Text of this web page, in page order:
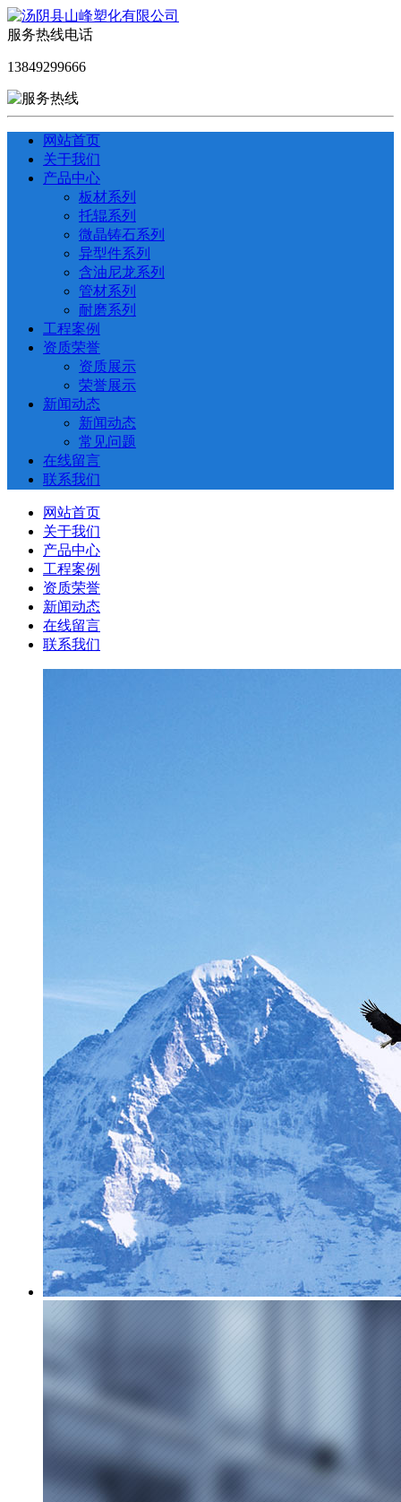
服务热线电话
13849299666
网站首页
关于我们
产品中心
板材系列
托辊系列
微晶铸石系列
异型件系列
含油尼龙系列
管材系列
耐磨系列
工程案例
资质荣誉
资质展示
荣誉展示
新闻动态
新闻动态
常见问题
在线留言
联系我们
网站首页
关于我们
产品中心
工程案例
资质荣誉
新闻动态
在线留言
联系我们